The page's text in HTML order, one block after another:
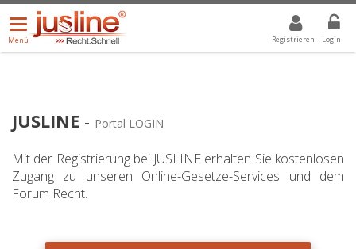
Registrieren Login
Menü
öffnen/schließen
Menü
ALLE DROPDOWN: GEWÄHLTER WERT IST ALLE
JUSLINE - Portal LOGIN
Mit der Registrierung bei JUSLINE erhalten Sie kostenlosen
Zugang zu unseren Online-Gesetze-Services und dem
Forum Recht.